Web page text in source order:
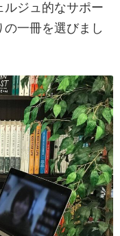
ルジュ的なサポー
の一冊を選びまし